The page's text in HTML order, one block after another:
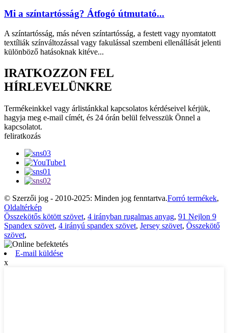
Mi a színtartósság? Átfogó útmutató...
A színtartósság, más néven színtartósság, a festett vagy nyomtatott
textíliák színváltozással vagy fakulással szembeni ellenállását jelenti
különböző hatásoknak kitéve...
IRATKOZZON FEL
HÍRLEVELÜNKRE
Termékeinkkel vagy árlistánkkal kapcsolatos kérdéseivel kérjük,
hagyja meg e-mail címét, és 24 órán belül felvesszük Önnel a
kapcsolatot.
feliratkozás
© Szerzői jog - 2010-2025: Minden jog fenntartva.Forró termékek,
Oldaltérkép
Összekötős kötött szövet, 4 irányban rugalmas anyag, 91 Nejlon 9
Spandex szövet, 4 irányú spandex szövet, Jersey szövet, Összekötő
szövet,
E-mail küldése
x